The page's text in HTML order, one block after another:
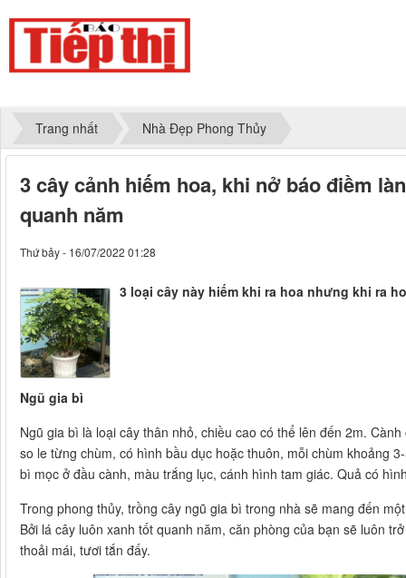
Trang nhất Nhà Đẹp Phong Thủy
3 cây cảnh hiếm hoa, khi nở báo điềm
quanh năm
Thứ bảy - 16/07/2022 01:28
3 loại cây này hiếm khi ra hoa nhưng khi ra
Ngũ gia bì
Ngũ gia bì là loại cây thân nhỏ, chiều cao có thể lên đến 2m.
so le từng chùm, có hình bầu dục hoặc thuôn, mỗi chùm khoảng
bì mọc ở đầu cành, màu trắng lục, cánh hình tam giác. Quả có
Trong phong thủy, trồng cây ngũ gia bì trong nhà sẽ mang đến
Bởi lá cây luôn xanh tốt quanh năm, căn phòng của bạn sẽ luôn
thoải mái, tươi tắn đấy.